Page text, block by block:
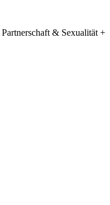
Partnerschaft & Sexualität +